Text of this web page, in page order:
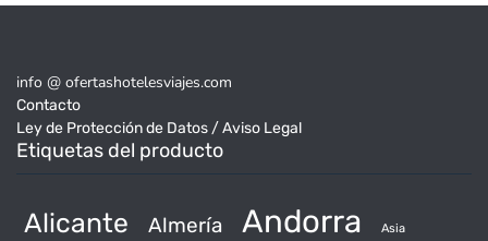
info @ ofertashotelesviajes.com
Contacto
Ley de Protección de Datos / Aviso Legal
Etiquetas del producto
Alicante Almería Andorra Asia